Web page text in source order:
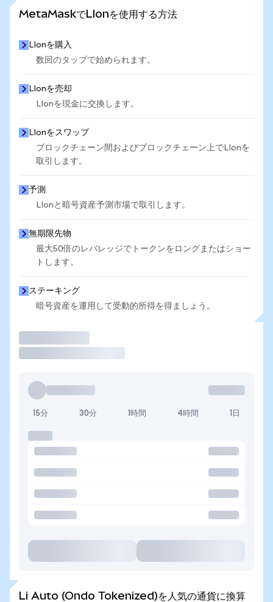
MetaMaskでLIonを使用する方法
LIonを購入
数回のタップで始められます。
LIonを売却
LIonを現金に交換します。
LIonをスワップ
ブロックチェーン間およびブロックチェーン上でLIonを
取引します。
予測
LIonと暗号資産予測市場で取引します。
無期限先物
最大50倍のレバレッジでトークンをロングまたはショー
トします。
ステーキング
暗号資産を運用して受動的所得を得ましょう。
15分 30分 1時間 4時間 1日
Li Auto (Ondo Tokenized)を人気の通貨に換算